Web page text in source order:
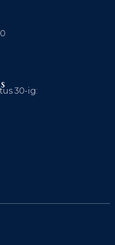
30-ig: